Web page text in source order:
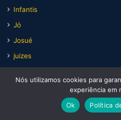
Infantis
Jó
Josué
juizes
Nós utilizamos cookies para
experiência em
Ok
Política